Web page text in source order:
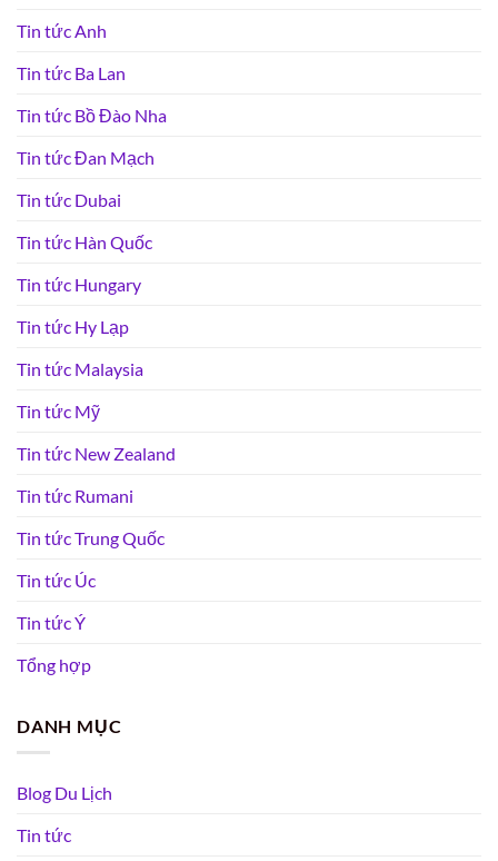
Tin tức Anh
Tin tức Ba Lan
Tin tức Bồ Đào Nha
Tin tức Đan Mạch
Tin tức Dubai
Tin tức Hàn Quốc
Tin tức Hungary
Tin tức Hy Lạp
Tin tức Malaysia
Tin tức Mỹ
Tin tức New Zealand
Tin tức Rumani
Tin tức Trung Quốc
Tin tức Úc
Tin tức Ý
Tổng hợp
DANH MỤC
Blog Du Lịch
Tin tức